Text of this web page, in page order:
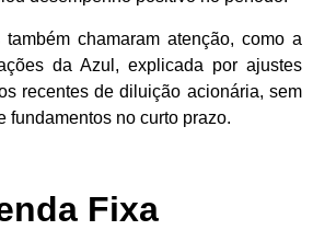
também chamaram atenção, como a
da Azul, explicada por ajustes
recentes de diluição acionária, sem
fundamentos no curto prazo.
Fixa